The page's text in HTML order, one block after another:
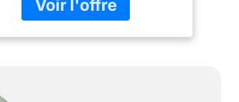
céramique innovante